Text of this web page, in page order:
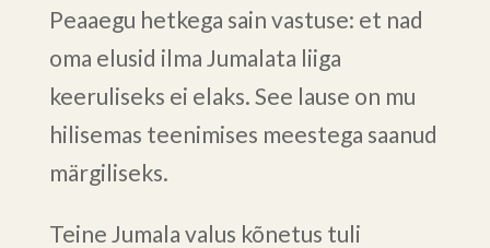
Peaaegu hetkega sain vastuse: et nad
oma elusid ilma Jumalata liiga
keeruliseks ei elaks. See lause on mu
hilisemas teenimises meestega saanud
märgiliseks.
Teine Jumala valus kõnetus tuli